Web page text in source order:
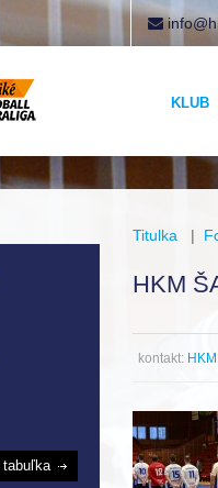
KLUB
Titulka |
HKM
kontakt:
tabuľka